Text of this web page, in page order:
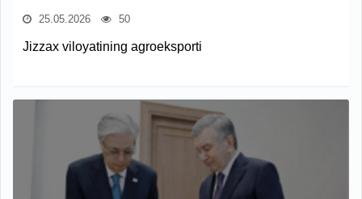
25.05.2026 50
Jizzax viloyatining agroeksporti